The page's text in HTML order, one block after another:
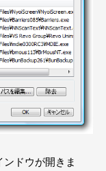
ンドウが開きま